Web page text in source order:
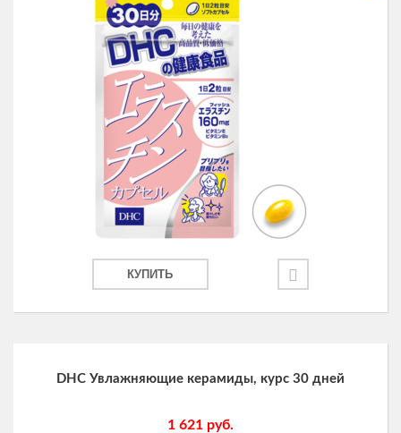
КУПИТЬ
DHC Увлажняющие керамиды, курс 30 дней
1 621 руб.